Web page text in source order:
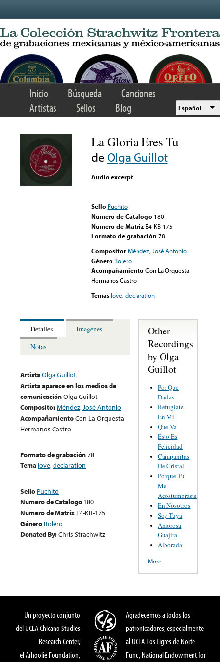
Inicio Búsqueda
Canciones
Artistas
Sellos Blog Español
La Gloria Eres Tu
de Olga Guillot
Audio excerpt
Sello Puchito
Numero de Catalogo 180
Numero de Matriz E4-KB-175
Formato de grabación 78
Compositor Méndez, José Antonio
Género Bolero
Acompañamiento Con La Orquesta
Hermanos Castro
Temas love,declaration
Detalles
Imagenes
Notas
ArtistaOlga Guillot
Artista aparece en los medios de
comunicaciónOlga Guillot
CompositorMéndez, José Antonio
AcompañamientoCon La Orquesta
Hermanos Castro
Formato de grabación78
Tema love,declaration
Sello Puchito
Numero de Catalogo 180
Numero de Matriz E4-KB-175
Género Bolero
Donated By:Chris Strachwitz
Other
Recordings
by Olga
Guillot
Por Que
Dudas
Refugiate
En Mi
Que Va
Esto Es
Felicidad
Campanitas
De Cristal
Porque Tu
Me
Acostumbraste
En Nosotros
Soy Tuya
Amorosa
Guajira
Alborada
More
Un proyecto conjunto
del UCLA Chicano Studies
Research Center,
el Arhoolie Foundation,
Agradecemos a todos los
patronicadores, especialmente
al UCLA Los Tigres de Norte
Fund, National Endowment for